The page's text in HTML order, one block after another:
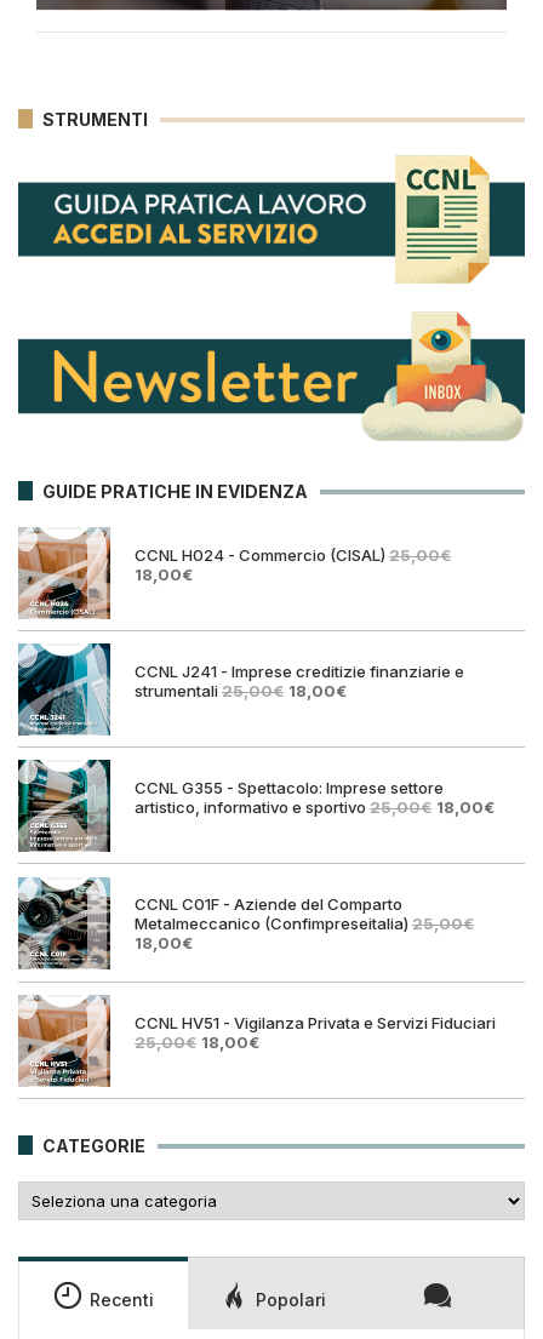
STRUMENTI
GUIDE PRATICHE IN EVIDENZA
CCNL H024 - Commercio (CISAL) 25,00€
Il
era:
18,00€Il
è:
CCNL J241 - Imprese creditizie finanziarie e
strumentali25,00€ Il
era:
18,00€Il
è:
CCNL G355 - Spettacolo: Imprese settore
artistico, informativo e sportivo 25,00€ Il
era:
18,00€Il
è:
CCNL C01F - Aziende del Comparto
Metalmeccanico (Confimpreseitalia) 25,00€
Il
originale
25,00€.
18,00€Il
attuale
18,00€.
CCNL HV51 - Vigilanza Privata e Servizi Fiduciari
25,00€ Il
era:
18,00€Il
è:
CATEGORIE
Recenti Popolari